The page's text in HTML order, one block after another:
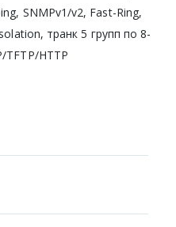
SNMPv1/v2, Fast-Ring,
транк 5 групп по 8-
TFTP/HTTP